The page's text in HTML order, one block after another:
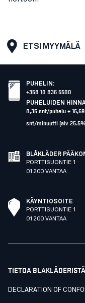
ETSI MYYMÄLÄ
PUHELIN :
+358 10 836 5500
PUHELUIDEN
8,35 snt/puhelu + 16,69
snt/minuutti (alv
BLÅKLÄDER
PORTTISUONTIE 1
01200 VANTAA
KÄYNTIOSOITE
PORTTISUONTIE 1
01200 VANTAA
TIETOA BLÅKLÄDERISTÄ
DECLARATION OF